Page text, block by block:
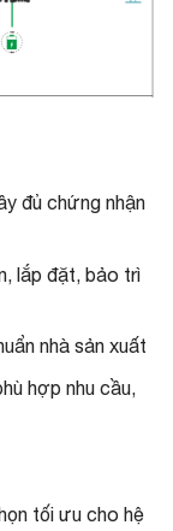
đủ chứng nhận
lắp đặt, bảo trì
nhà sản xuất
hợp nhu cầu,
tối ưu cho hệ